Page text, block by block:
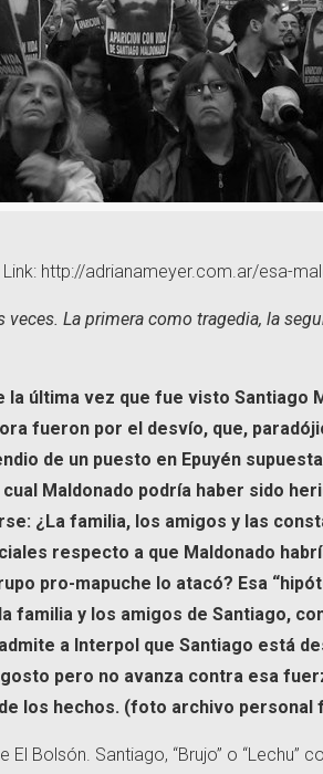
http://adrianameyer.com.ar/esa-
veces. La primera como tragedia, la
la última vez que fue visto Santiago
fueron por el desvío, que,
de un puesto en Epuyén
cual Maldonado podría haber sido
¿La familia, los amigos y las
respecto a que Maldonado
pro-mapuche lo atacó? Esa
familia y los amigos de Santiago,
a Interpol que Santiago está
pero no avanza contra esa
los hechos. (foto archivo personal
El Bolsón. Santiago, “Brujo” o